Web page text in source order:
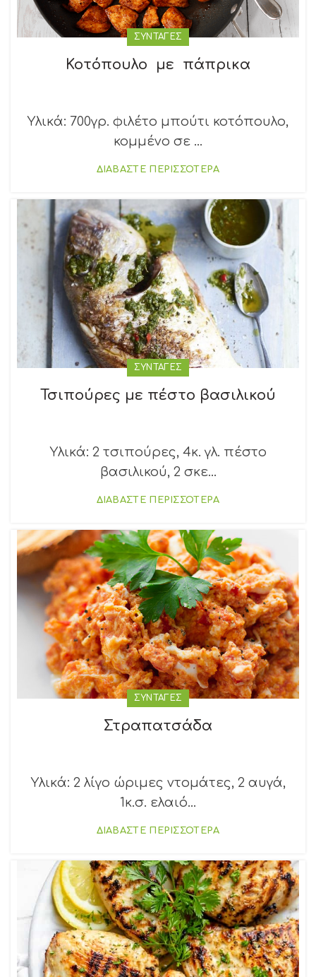
ΣΥΝΤΑΓΕΣ
Κοτόπουλο με πάπρικα
Υλικά: 700γρ. φιλέτο μπούτι κοτόπουλο,
κομμένο σε ...
ΔΙΑΒΑΣΤΕ ΠΕΡΙΣΣΟΤΕΡΑ
ΣΥΝΤΑΓΕΣ
Τσιπούρες με πέστο βασιλικού
Υλικά: 2 τσιπούρες, 4κ. γλ. πέστο
βασιλικού, 2 σκε...
ΔΙΑΒΑΣΤΕ ΠΕΡΙΣΣΟΤΕΡΑ
ΣΥΝΤΑΓΕΣ
Στραπατσάδα
Υλικά: 2 λίγο ώριμες ντομάτες, 2 αυγά,
1κ.σ. ελαιό...
ΔΙΑΒΑΣΤΕ ΠΕΡΙΣΣΟΤΕΡΑ